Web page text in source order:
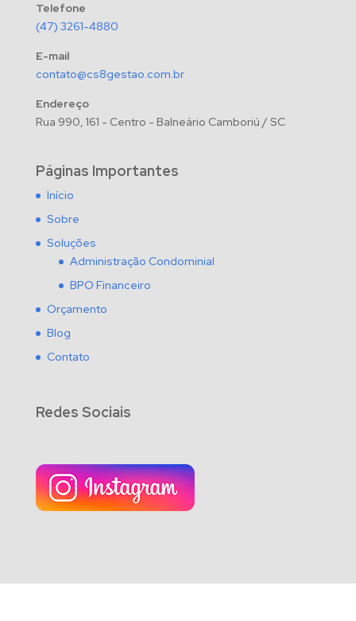
Telefone
(47) 3261-4880
E-mail
contato@cs8gestao.com.br
Endereço
Rua 990, 161 - Centro - Balneário Camboriú / SC
Páginas Importantes
Início
Sobre
Soluções
Administração Condominial
BPO Financeiro
Orçamento
Blog
Contato
Redes Sociais